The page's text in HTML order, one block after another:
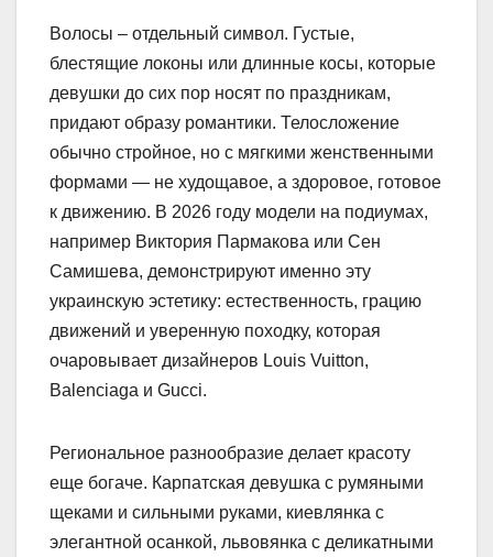
Волосы – отдельный символ. Густые,
блестящие локоны или длинные косы, которые
девушки до сих пор носят по праздникам,
придают образу романтики. Телосложение
обычно стройное, но с мягкими женственными
формами — не худощавое, а здоровое, готовое
к движению. В 2026 году модели на подиумах,
например Виктория Пармакова или Сен
Самишева, демонстрируют именно эту
украинскую эстетику: естественность, грацию
движений и уверенную походку, которая
очаровывает дизайнеров Louis Vuitton,
Balenciaga и Gucci.
Региональное разнообразие делает красоту
еще богаче. Карпатская девушка с румяными
щеками и сильными руками, киевлянка с
элегантной осанкой, львовянка с деликатными